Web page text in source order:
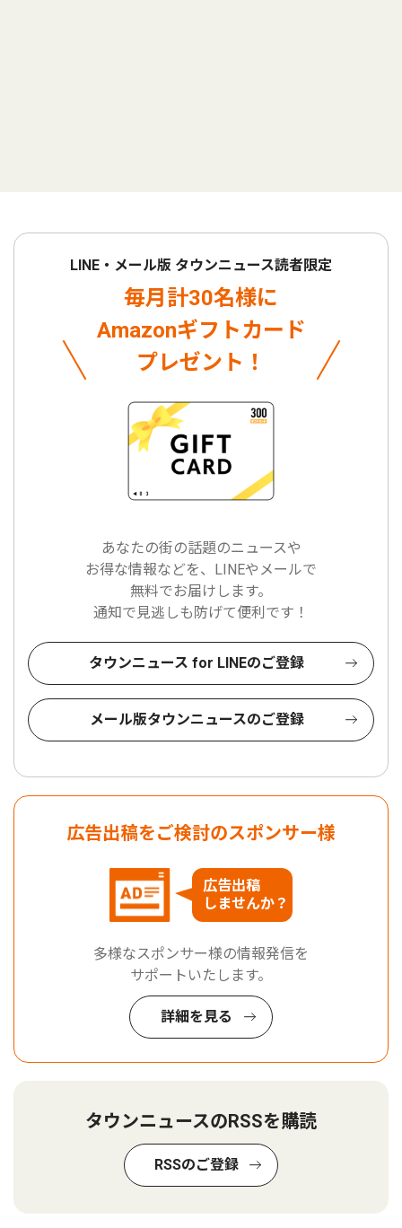
LINE・メール版 タウンニュース読者限定
毎月計30名様に
Amazonギフトカード
プレゼント！
あなたの街の話題のニュースや
お得な情報などを、LINEやメールで
無料でお届けします。
通知で見逃しも防げて便利です！
タウンニュース for LINEのご登録
メール版タウンニュースのご登録
広告出稿をご検討のスポンサー様
広告出稿
しませんか？
多様なスポンサー様の情報発信を
サポートいたします。
詳細を見る
タウンニュースのRSSを購読
RSSのご登録